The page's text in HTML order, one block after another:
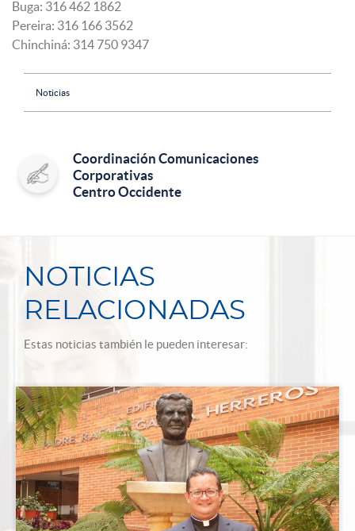
Buga: 316 462 1862
Pereira: 316 166 3562
Chinchiná: 314 750 9347
Noticias
Coordinación Comunicaciones
Corporativas
Centro Occidente
NOTICIAS
RELACIONADAS
Estas noticias también le pueden interesar: